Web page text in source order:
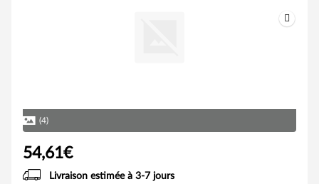
(4)
54,61€
Livraison estimée à 3-7 jours